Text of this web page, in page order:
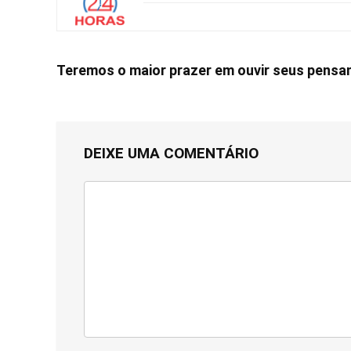
Teremos o maior prazer em ouvir seus
DEIXE UMA COMENTÁRIO